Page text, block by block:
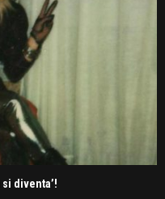
si diventa’!